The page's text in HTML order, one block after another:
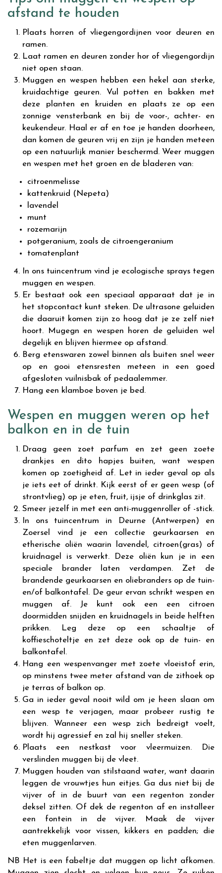
afstand te houden
Plaats horren of vliegengordijnen voor deuren en
ramen.
Laat ramen en deuren zonder hor of vliegengordijn
niet open staan.
Muggen en wespen hebben een hekel aan sterke,
kruidachtige geuren. Vul potten en bakken met
deze planten en kruiden en plaats ze op een
zonnige vensterbank en bij de voor-, achter- en
keukendeur. Haal er af en toe je handen doorheen,
dan komen de geuren vrij en zijn je handen meteen
op een natuurlijk manier beschermd. Weer muggen
en wespen met het groen en de bladeren van:
citroenmelisse
kattenkruid (Nepeta)
lavendel
munt
rozemarijn
potgeranium, zoals de citroengeranium
tomatenplant
In ons tuincentrum vind je ecologische sprays tegen
muggen en wespen.
Er bestaat ook een speciaal apparaat dat je in
het stopcontact kunt steken. De ultrasone geluiden
die daaruit komen zijn zo hoog dat je ze zelf niet
hoort. Mugegn en wespen horen de geluiden wel
degelijk en blijven hiermee op afstand.
Berg etenswaren zowel binnen als buiten snel weer
op en gooi etensresten meteen in een goed
afgesloten vuilnisbak of pedaalemmer.
Hang een klamboe boven je bed.
Wespen en muggen weren op het
balkon en in de tuin
Draag geen zoet parfum en zet geen zoete
drankjes en dito hapjes buiten, want wespen
komen op zoetigheid af. Let in ieder geval op als
je iets eet of drinkt. Kijk eerst of er geen wesp (of
strontvlieg) op je eten, fruit, ijsje of drinkglas zit.
Smeer jezelf in met een anti-muggenroller of -stick.
In ons tuincentrum in Deurne (Antwerpen) en
Zoersel vind je een collectie geurkaarsen en
etherische oliën waarin lavendel, citroen(gras) of
kruidnagel is verwerkt. Deze oliën kun je in een
speciale brander laten verdampen. Zet de
brandende geurkaarsen en oliebranders op de tuin-
en/of balkontafel. De geur ervan schrikt wespen en
muggen af. Je kunt ook een een citroen
doormidden snijden en kruidnagels in beide helften
prikken. Leg deze op een schaaltje of
koffieschoteltje en zet deze ook op de tuin- en
balkontafel.
Hang een wespenvanger met zoete vloeistof erin,
op minstens twee meter afstand van de zithoek op
je terras of balkon op.
Ga in ieder geval nooit wild om je heen slaan om
een wesp te verjagen, maar probeer rustig te
blijven. Wanneer een wesp zich bedreigt voelt,
wordt hij agressief en zal hij sneller steken.
Plaats een nestkast voor vleermuizen. Die
verslinden muggen bij de vleet.
Muggen houden van stilstaand water, want daarin
leggen de vrouwtjes hun eitjes. Ga dus niet bij de
vijver of in de buurt van een regenton zonder
deksel zitten. Of dek de regenton af en installeer
een fontein in de vijver. Maak de vijver
aantrekkelijk voor vissen, kikkers en padden; die
eten muggenlarven.
NB Het is een fabeltje dat muggen op licht afkomen.